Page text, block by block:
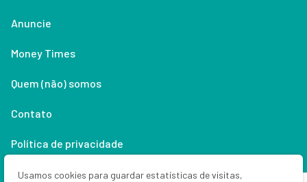
Anuncie
Money Times
Quem (não) somos
Contato
Política de privacidade
Lifestyle
Usamos cookies para guardar estatísticas de visitas,